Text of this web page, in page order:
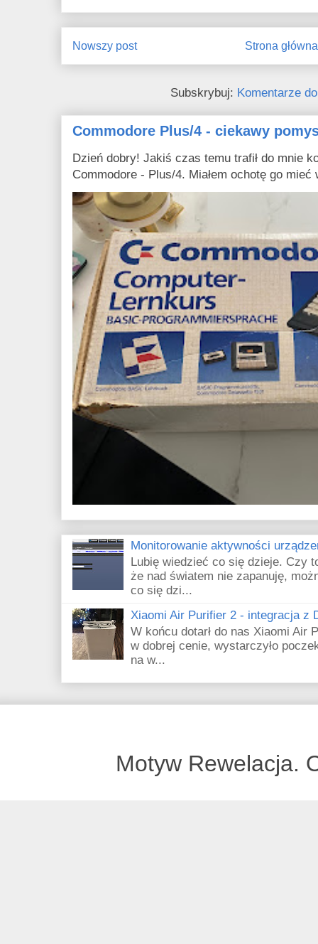
Nowszy post Strona główna
Subskrybuj: Komentarze
Commodore Plus/4 - ciekawy
Dzień dobry! Jakiś czas temu trafił do mnie
Commodore - Plus/4. Miałem ochotę go
Monitorowanie aktywności
Lubię wiedzieć co się dzieje. Czy
że nad światem nie zapanuję,
co się dzi...
Xiaomi Air Purifier 2 - integracja z
W końcu dotarł do nas Xiaomi Air
w dobrej cenie, wystarczyło
na w...
Motyw Rewelacja.